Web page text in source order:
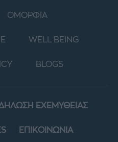
ΟΜΟΡΦΙΑ
WELL BEING
BLOGS
ΕΧΕΜΥΘΕΙΑΣ
ΕΠΙΚΟΙΝΩΝΙΑ